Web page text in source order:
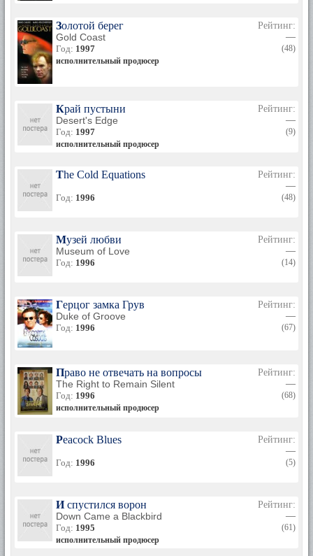
Золотой берег
Gold Coast
Год: 1997
исполнительный продюсер
Рейтинг:
—
(48)
Край пустыни
Desert's Edge
Год: 1997
исполнительный продюсер
Рейтинг:
—
(9)
The Cold Equations
Год: 1996
Рейтинг:
—
(48)
Музей любви
Museum of Love
Год: 1996
Рейтинг:
—
(14)
Герцог замка Грув
Duke of Groove
Год: 1996
Рейтинг:
—
(67)
Право не отвечать на вопросы
The Right to Remain Silent
Год: 1996
исполнительный продюсер
Рейтинг:
—
(68)
Peacock Blues
Год: 1996
Рейтинг:
—
(5)
И спустился ворон
Down Came a Blackbird
Год: 1995
исполнительный продюсер
Рейтинг:
—
(61)